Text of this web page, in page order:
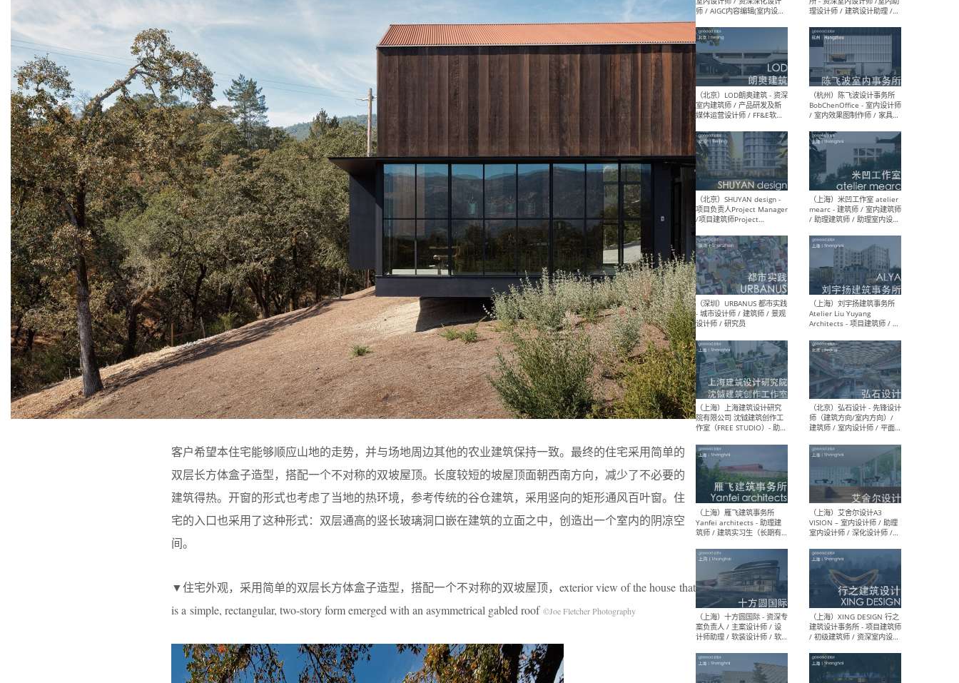
客户希望本住宅能够顺应山地的走势，并与场地周边其他的农业建筑保持一致。最终的住宅采用简单的
双层长方体盒子造型，搭配一个不对称的双坡屋顶。长度较短的坡屋顶面朝西南方向，减少了不必要的
建筑得热。开窗的形式也考虑了当地的热环境，参考传统的谷仓建筑，采用竖向的矩形通风百叶窗。住
宅的入口也采用了这种形式：双层通高的竖长玻璃洞口嵌在建筑的立面之中，创造出一个室内的阴凉空
间。
▼住宅外观，采用简单的双层长方体盒子造型，搭配一个不对称的双坡屋顶，exterior view of the house that
is a simple, rectangular, two-story form emerged with an asymmetrical gabled roof ©Joe Fletcher Photography
（南京/淮安）江苏美城建筑
规划设计院有限公司 - 建筑方
案设计师 / 商务经理 / 暖通
设计师 / 造价工程师
（大理）之间建筑
ArCONNECT – 项目建筑师 /
建筑师 / 助理建筑师 / 室内
设计师 / 实习生
（深圳）TOMO東木筑造 -
室内设计师 / 资深深化设计
师 / AIGC内容编辑(室内设计
方向) / 照明设计师 / 软装设
计师
（北京）LOD朗奥建筑 - 资深
室内建筑师 / 产品研发及新
设计师 / 深化设计师 / 实习
（北京）SHUYAN design -
项目负责人Project Manager
/项目建筑师Project
Architect / 助理建筑师
Assistant Architect / 创始
人助理Founder's Assistant
/ 实习生Intern
（深圳）URBANUS 都市实践
- 城市设计师 / 建筑师 / 景观